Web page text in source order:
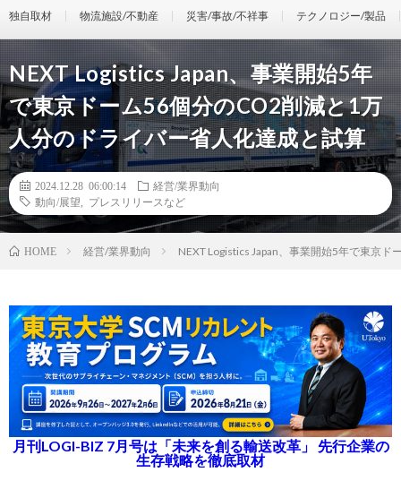
独自取材 物流施設/不動産 災害/事故/不祥事 テクノロジー/製品
NEXT Logistics Japan、事業開始5年
で東京ドーム56個分のCO2削減と1万
人分のドライバー省人化達成と試算
2024.12.28 06:00:14
経営/業界動向
動向/展望
プレスリリースなど
HOME 経営/業界動向 NEXT Logistics Japan、事業開始5年で東京
月刊LOGI-BIZ 7月号は「未来を創る輸送改革」 先行企業の
生存戦略を徹底取材